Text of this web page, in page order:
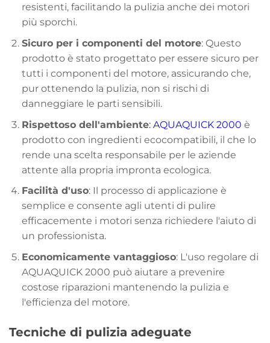
resistenti, facilitando la pulizia anche dei motori
più sporchi.
Sicuro per i componenti del motore: Questo
prodotto è stato progettato per essere sicuro per
tutti i componenti del motore, assicurando che,
pur ottenendo la pulizia, non si rischi di
danneggiare le parti sensibili.
Rispettoso dell'ambiente: AQUAQUICK 2000 è
prodotto con ingredienti ecocompatibili, il che lo
rende una scelta responsabile per le aziende
attente alla propria impronta ecologica.
Facilità d'uso: Il processo di applicazione è
semplice e consente agli utenti di pulire
efficacemente i motori senza richiedere l'aiuto di
un professionista.
Economicamente vantaggioso: L'uso regolare di
AQUAQUICK 2000 può aiutare a prevenire
costose riparazioni mantenendo la pulizia e
l'efficienza del motore.
Tecniche di pulizia adeguate